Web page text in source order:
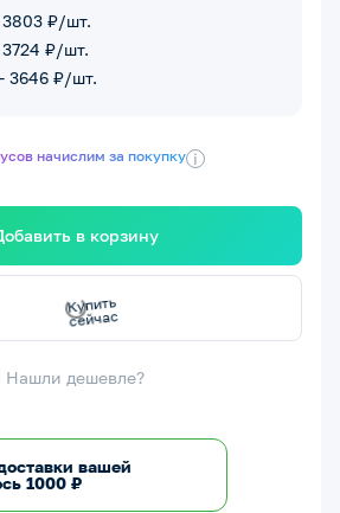
3803 ₽/шт.
3724 ₽/шт.
3646 ₽/шт.
начислим за покупку i
в корзину
Купить
сейчас
Нашли дешевле?
вашей
1000 ₽